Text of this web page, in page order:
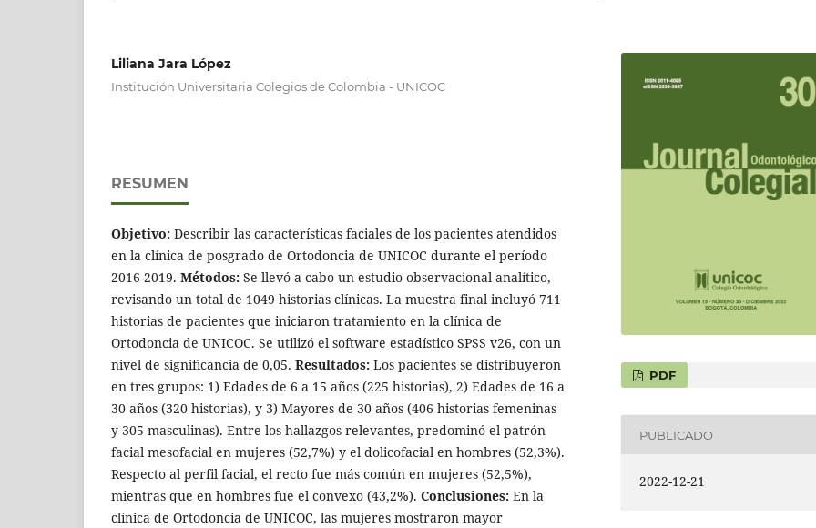
Liliana Jara López
Institución Universitaria Colegios de Colombia - UNICOC
RESUMEN
Objetivo: Describir las características faciales de los pacientes atendidos
en la clínica de posgrado de Ortodoncia de UNICOC durante el período
2016-2019. Métodos: Se llevó a cabo un estudio observacional analítico,
revisando un total de 1049 historias clínicas. La muestra final incluyó 711
historias de pacientes que iniciaron tratamiento en la clínica de
Ortodoncia de UNICOC. Se utilizó el software estadístico SPSS v26, con un
nivel de significancia de 0,05. Resultados: Los pacientes se distribuyeron
en tres grupos: 1) Edades de 6 a 15 años (225 historias), 2) Edades de 16 a
30 años (320 historias), y 3) Mayores de 30 años (406 historias femeninas
y 305 masculinas). Entre los hallazgos relevantes, predominó el patrón
facial mesofacial en mujeres (52,7%) y el dolicofacial en hombres (52,3%).
Respecto al perfil facial, el recto fue más común en mujeres (52,5%),
mientras que en hombres fue el convexo (43,2%). Conclusiones: En la
clínica de Ortodoncia de UNICOC, las mujeres mostraron mayor
PDF
PUBLICADO
2022-12-21